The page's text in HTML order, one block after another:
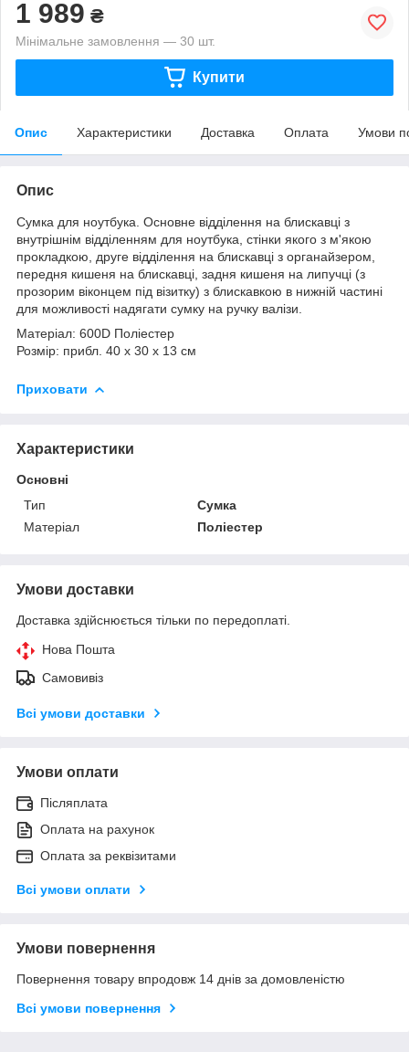
1 989 ₴
Мінімальне замовлення — 30 шт.
Купити
Опис Характеристики Доставка Оплата Умови
Опис
Сумка для ноутбука. Основне відділення на блискавці з
внутрішнім відділенням для ноутбука, стінки якого з м'якою
прокладкою, друге відділення на блискавці з органайзером,
передня кишеня на блискавці, задня кишеня на липучці (з
прозорим віконцем під візитку) з блискавкою в нижній частині
для можливості надягати сумку на ручку валізи.
Матеріал: 600D Поліестер
Розмір: прибл. 40 x 30 x 13 cм
Приховати
Характеристики
Основні
Тип
Сумка
Матеріал
Поліестер
Умови доставки
Доставка здійснюється тільки по передоплаті.
Нова Пошта
Самовивіз
Всі умови доставки
Умови оплати
Післяплата
Оплата на рахунок
Оплата за реквізитами
Всі умови оплати
Умови повернення
Повернення товару впродовж 14 днів за домовленістю
Всі умови повернення